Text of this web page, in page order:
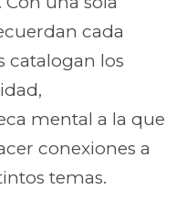
cada
catalogan los
mental a la que
conexiones a
temas.